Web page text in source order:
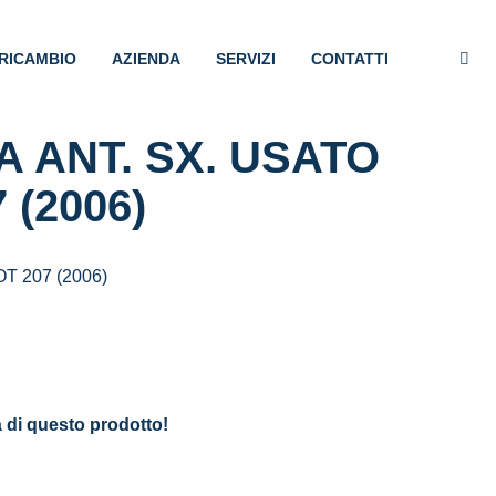
AZIENDA SERVIZI CONTATTI
ANT. SX. USATO
(2006)
207 (2006)
di questo prodotto!